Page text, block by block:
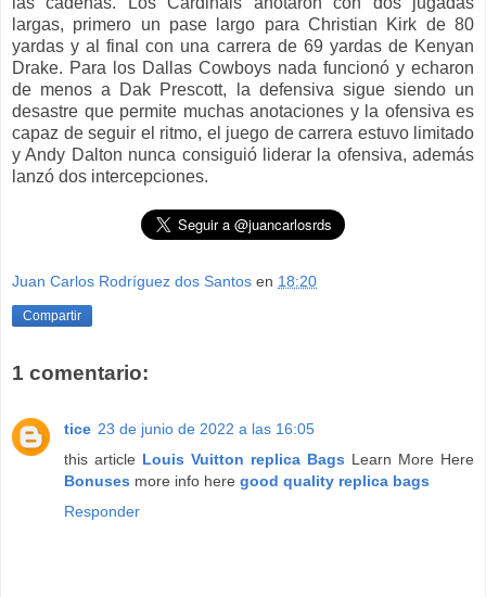
largas, primero un pase largo para Christian Kirk de 80
yardas y al final con una carrera de 69 yardas de Kenyan
Drake. Para los Dallas Cowboys nada funcionó y echaron
de menos a Dak Prescott, la defensiva sigue siendo un
desastre que permite muchas anotaciones y la ofensiva es
capaz de seguir el ritmo, el juego de carrera estuvo limitado
y Andy Dalton nunca consiguió liderar la ofensiva, además
lanzó dos intercepciones.
Juan Carlos Rodríguez dos Santos en 18:20
Compartir
1 comentario:
tice 23 de junio de 2022 a las 16:05
this article Louis Vuitton replica Bags Learn More Here
Bonuses more info here good quality replica bags
Responder